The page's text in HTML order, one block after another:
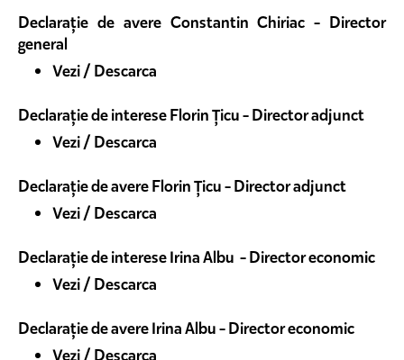
Declarație de avere Constantin Chiriac - Director
general
Vezi / Descarca
Declarație de interese Florin Țicu - Director adjunct
Vezi / Descarca
Declarație de avere Florin Țicu - Director adjunct
Vezi / Descarca
Declarație de interese Irina Albu - Director economic
Vezi / Descarca
Declarație de avere Irina Albu - Director economic
Vezi / Descarca